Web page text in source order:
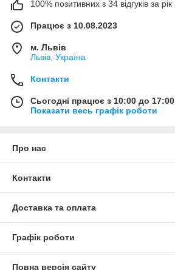
100% позитивних з 34 відгуків за рік
Працює з 10.08.2023
м. Львів
Львів, Україна
Контакти
Сьогодні працює з 10:00 до 17:00
Показати весь графік роботи
Про нас
Контакти
Доставка та оплата
Графік роботи
Повна версія сайту